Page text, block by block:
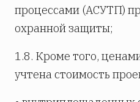
процессами (АСУТП)
охранной защиты;
1.8. Кроме того,
учтена стоимость